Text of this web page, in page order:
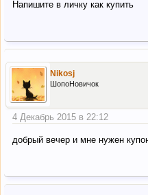
Напишите в личку как купить
Nikosj
ШопоНовичок
4 Декабрь 2015 в 22:12
добрый вечер и мне нужен